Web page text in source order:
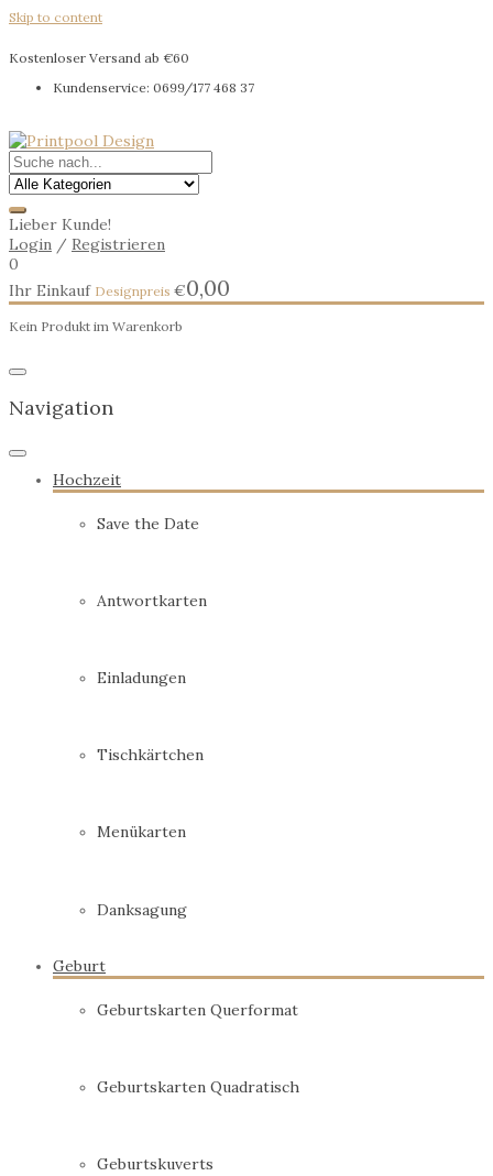
Skip to content
Kostenloser Versand ab €60
Kundenservice: 0699/177 468 37
Lieber Kunde!
Login / Registrieren
0
Ihr Einkauf
€0,00
Kein Produkt im Warenkorb
Navigation
Hochzeit
Save the Date
Antwortkarten
Einladungen
Tischkärtchen
Menükarten
Danksagung
Geburt
Geburtskarten Querformat
Geburtskarten Quadratisch
Geburtskuverts